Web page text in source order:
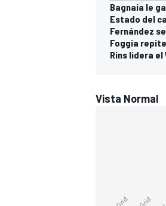
Bagnaia le
Estado del
Fernández
Foggia
Rins lidera el
Vista Normal